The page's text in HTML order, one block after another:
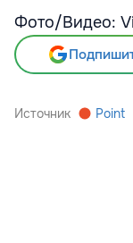
Фото/Видео:
Источник Point